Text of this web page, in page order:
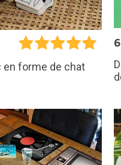
en forme de chat